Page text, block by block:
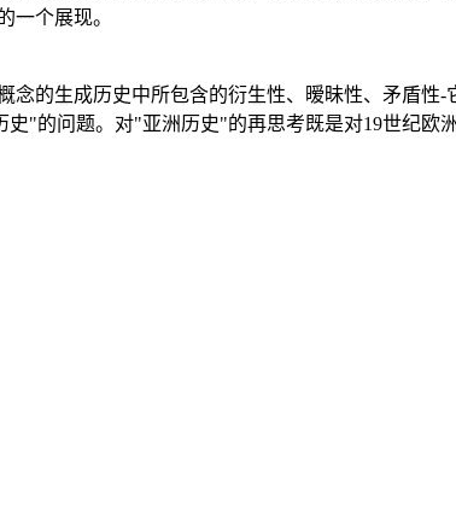
一个展现。
的生成历史中所包含的衍生性、暧昧性、矛盾性
"的问题。对"亚洲历史"的再思考既是对19世纪